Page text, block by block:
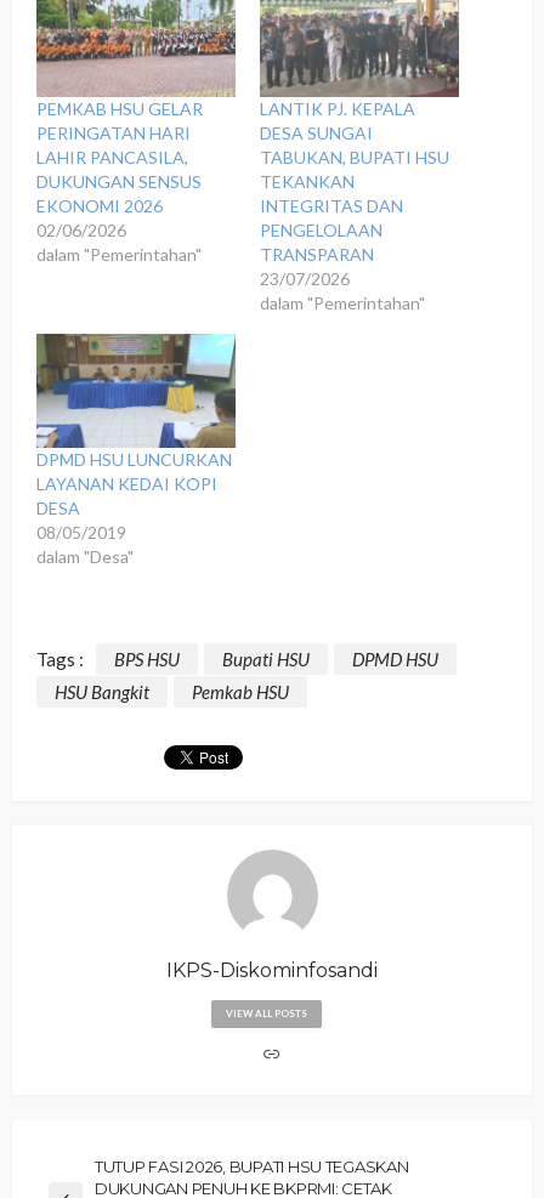
PEMKAB HSU GELAR
PERINGATAN HARI
LAHIR PANCASILA,
DUKUNGAN SENSUS
EKONOMI 2026
02/06/2026
dalam "Pemerintahan"
‎LANTIK PJ. KEPALA
DESA SUNGAI
TABUKAN, BUPATI HSU
TEKANKAN
INTEGRITAS DAN
PENGELOLAAN
TRANSPARAN
23/07/2026
dalam "Pemerintahan"
DPMD HSU LUNCURKAN
LAYANAN KEDAI KOPI
DESA
08/05/2019
dalam "Desa"
Tags : BPS HSU Bupati HSU
DPMD HSU
HSU Bangkit
Pemkab HSU
IKPS-Diskominfosandi
VIEW ALL POSTS
‎TUTUP FASI 2026, BUPATI HSU TEGASKAN
DUKUNGAN PENUH KE BKPRMI: CETAK